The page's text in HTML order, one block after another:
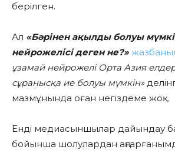
берілген.
Ал «Бәрінен ақылды болуы
нейрожелісі деген не?» жазбаның
ұзамай нейрожелі Орта Азия
сұранысқа ие болуы мүмкін»
мазмұнында оған негіздеме жоқ.
Енді медиасыншылар дайындау
бойынша шолулардан